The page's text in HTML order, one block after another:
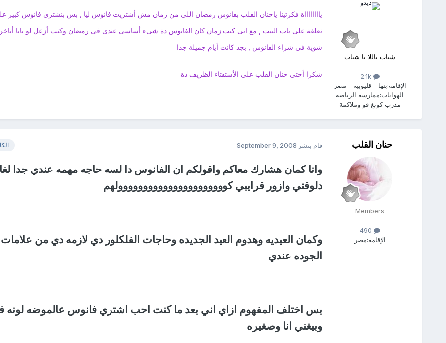
شباب ياللا يا شباب
2.1k
الإقامة:بنها _ قليوبية _ مصر
الهوايات:ممارسة الرياضة
مدرب كونغ فو وملاكمة
يااااااااة فكرتينا ياحنان القلب بفانوس رمضان اللى من زمان مش أشتريت فانوس ليا , بس بنشترى فانوس كبير
نعلقة على باب البيت , مع انى كنت زمان كان الفانوس دة شىء أساسى عندى فى رمضان وكنت أزعل لو بابا أتاخر
شوية فى شراء الفانوس , بجد كانت أيام جميلة جدا
شكرا أختى حنان القلب على الأستفتاء الظريف دة
حنان القلب
Members
الإقامة:مصر
قام بنشر September 9, 2008
وانا كمان هشارك معاكم واقولكم ان الفانوس دا لسه حاجه مهمه عندي جدا
دلوقتي وازور قرايبي كوووووووووووووووووووووولهم
وكمان العيديه وهدوم العيد الجديده وحاجات الفلكلور دي لازمه دي من علامات
الجوده عندي
بس اختلف المفهوم ازاي اني بعد ما كنت احب اشتري فانوس عالموضه لونه
وبيغني انا وصغيره